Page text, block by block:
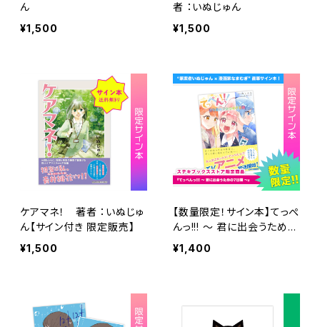
ん
¥1,500
者 ：いぬじゅん
¥1,500
ケアマネ！ 著者 ：いぬじゅ
ん【サイン付き 限定販売】
¥1,500
【数量限定！サイン本】てっぺ
んっ!!! ～ 君に出会うための
7日間 ～ 著：いぬじゅん
¥1,400